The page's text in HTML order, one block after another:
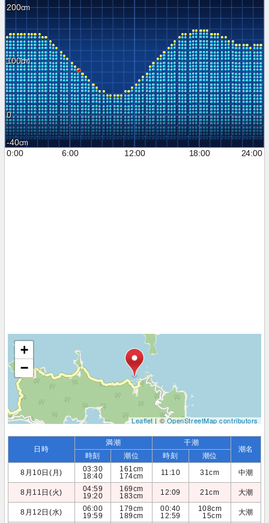
200
100
0
-40
0:00
6:00 12:00 18:00 24:00
+
−
Leaflet| ©OpenStreetMap contributors
日時
満潮 干潮
潮名
時刻 潮位 時刻
潮位
8月10日(月)
03:30
18:40
161cm
174cm
11:10 31cm 中潮
8月11日(火)
04:59
19:20
169cm
183cm
12:09 21cm 大潮
8月12日(水)
06:00
19:59
179cm
189cm
00:40
12:59
108cm
15cm
大潮